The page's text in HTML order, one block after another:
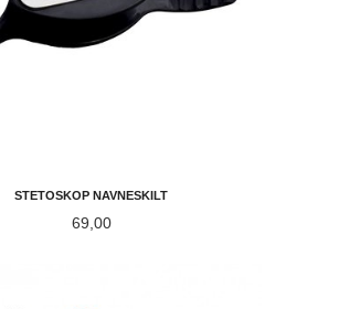
STETOSKOP NAVNESKILT
Pris
69,00